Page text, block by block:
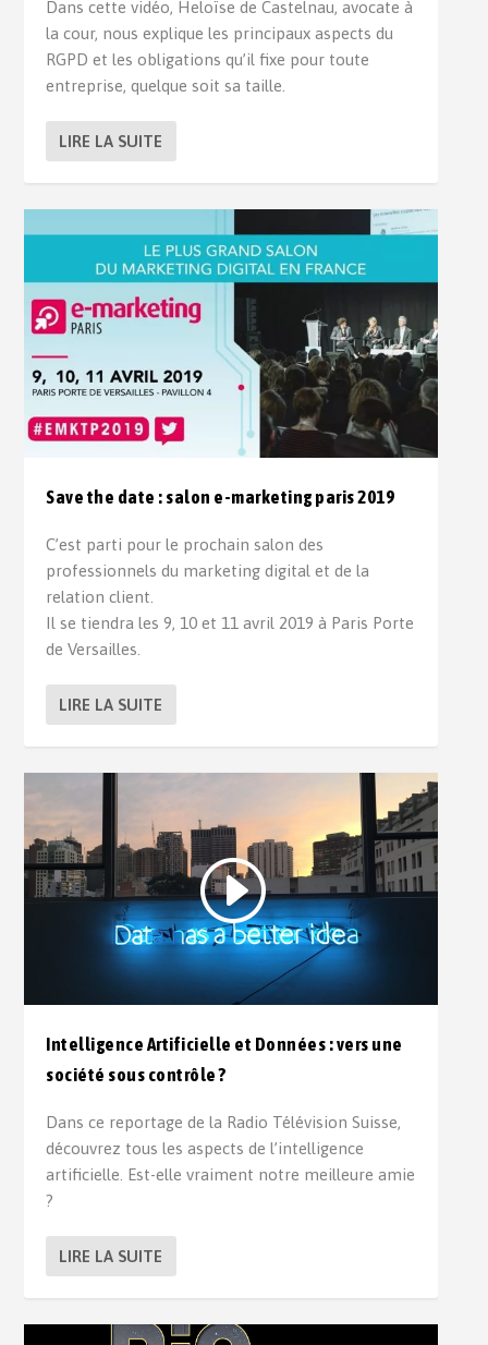
Dans cette vidéo, Heloïse de Castelnau, avocate à
la cour, nous explique les principaux aspects du
RGPD et les obligations qu’il fixe pour toute
entreprise, quelque soit sa taille.
LIRE LA SUITE
Save the date : salon e-marketing paris 2019
C’est parti pour le prochain salon des
professionnels du marketing digital et de la
relation client.
Il se tiendra les 9, 10 et 11 avril 2019 à Paris Porte
de Versailles.
LIRE LA SUITE
Intelligence Artificielle et Données : vers une
société sous contrôle ?
Dans ce reportage de la Radio Télévision Suisse,
découvrez tous les aspects de l’intelligence
artificielle. Est-elle vraiment notre meilleure amie
?
LIRE LA SUITE